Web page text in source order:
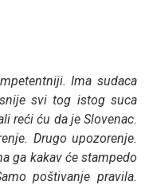
Ima sudaca
svi tog istog suca
reći ću da je Slovenac.
Drugo upozorenje.
ga kakav će stampedo
poštivanje pravila.